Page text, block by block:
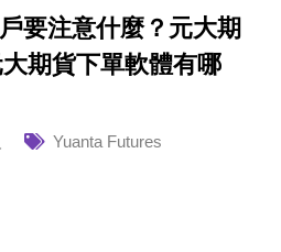
要注意什麼？元大期
期貨下單軟體有哪
Yuanta Futures